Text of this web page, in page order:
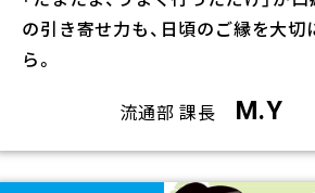
の引き寄せ力も、日頃のご縁を大切
ら。
流通部 課長 M.Y